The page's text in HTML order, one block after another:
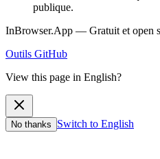
publique.
InBrowser.App — Gratuit et open
Outils GitHub
View this page in English?
No thanks Switch to English